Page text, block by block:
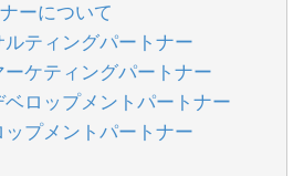
ーについて
ティングパートナー
ケティングパートナー
ロップメントパートナー
プメントパートナー